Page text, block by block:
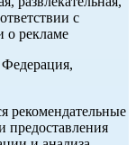
с
о рекламе
Федерация,
рекомендательные
предоставления